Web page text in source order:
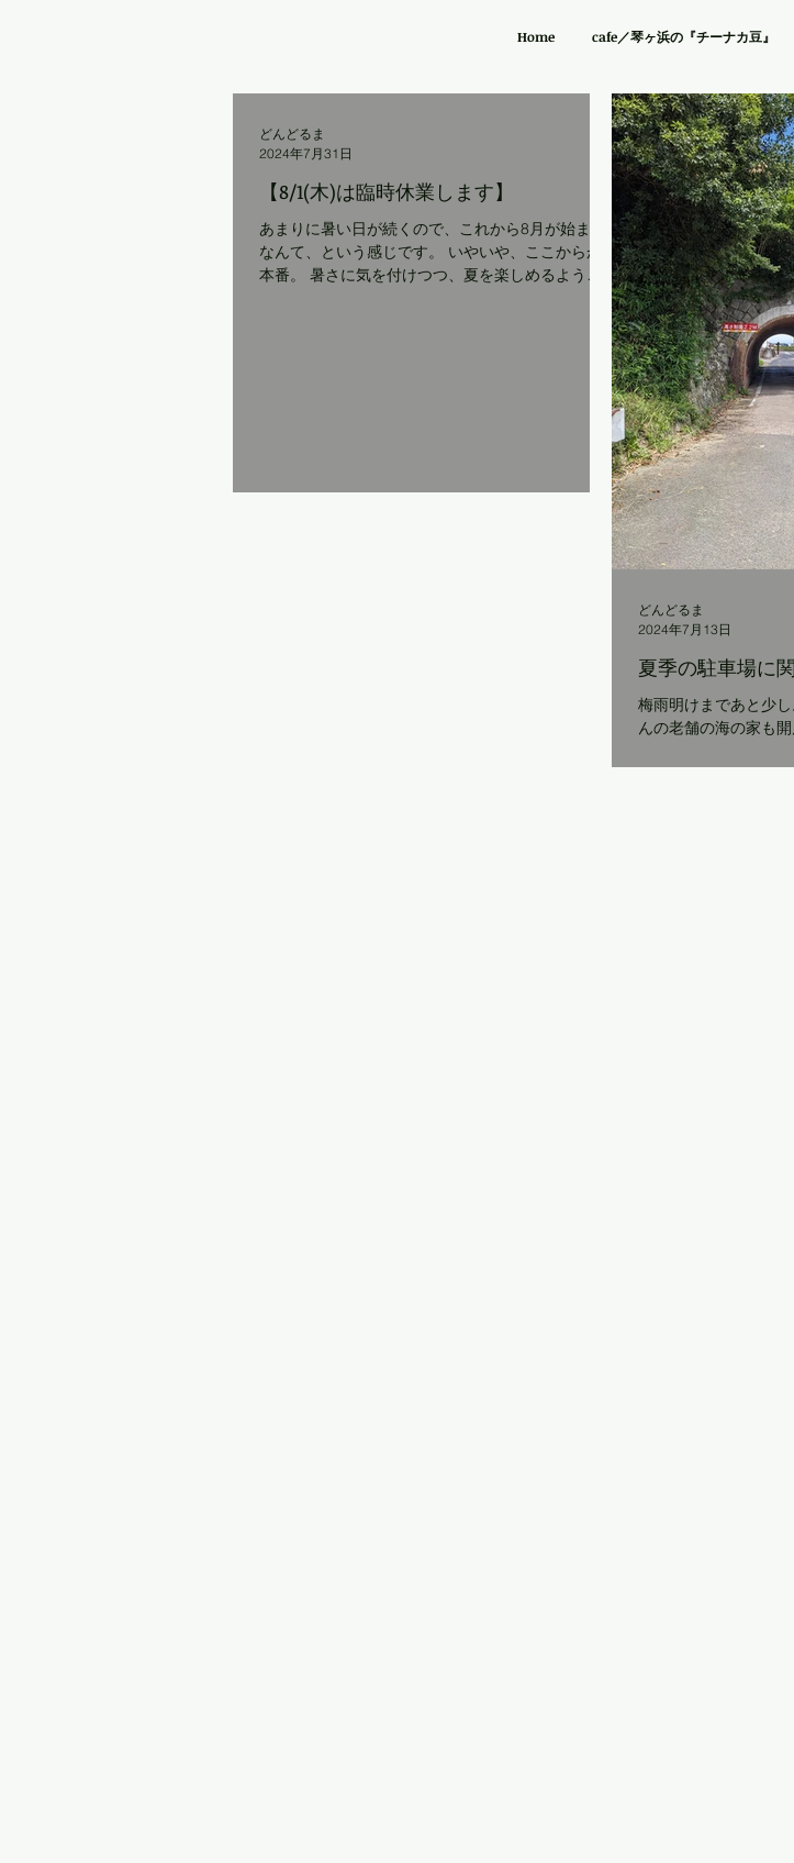
Home cafe／琴ヶ浜の『チーナカ豆』
【8/1(木)は臨時休業します】
あまりに暑い日が続くので、これから8月が始まる
なんて、という感じです。 いやいや、ここからが
本番。 暑さに気を付けつつ、夏を楽しめるように
どんどるま
2024年7月31日
夏季の駐車場に
梅雨明けまであと少
んの老舗の海の家も
だいている琴ヶ浜海
どんどるま
2024年7月13日